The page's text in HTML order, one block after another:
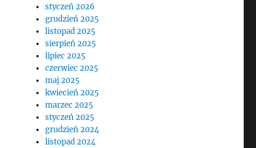
styczeń 2026
grudzień 2025
listopad 2025
sierpień 2025
lipiec 2025
czerwiec 2025
maj 2025
kwiecień 2025
marzec 2025
styczeń 2025
grudzień 2024
listopad 2024